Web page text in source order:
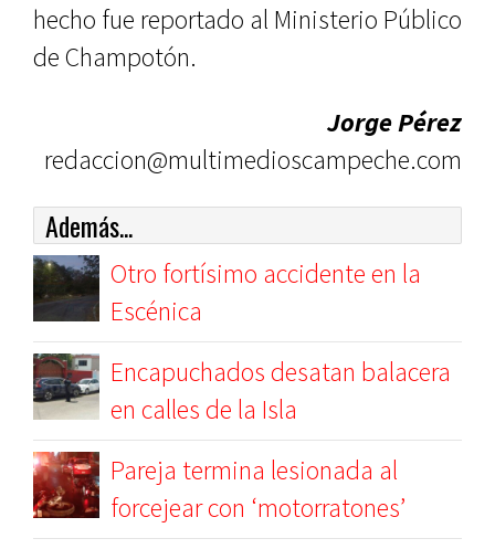
hecho fue reportado al Ministerio Público
de Champotón.
Jorge Pérez
redaccion@multimedioscampeche.com
Además...
Otro fortísimo accidente en la
Escénica
Encapuchados desatan balacera
en calles de la Isla
Pareja termina lesionada al
forcejear con ‘motorratones’